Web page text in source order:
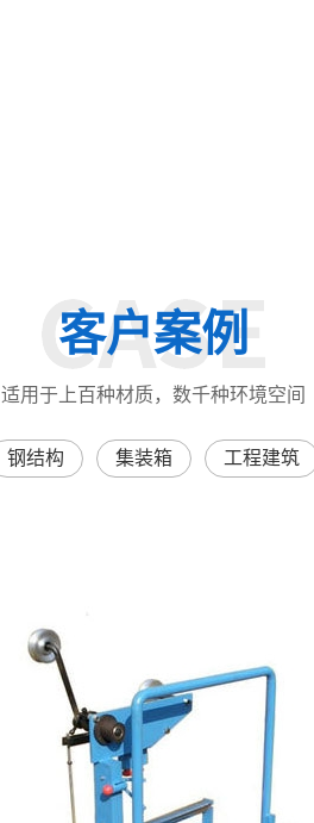
客户案例
适用于上百种材质，数千种环境空间
钢结构 集装箱 工程建筑